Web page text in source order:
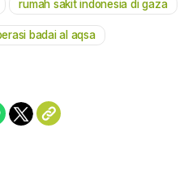
Mute
rumah sakit indonesia di gaza
badai al aqsa